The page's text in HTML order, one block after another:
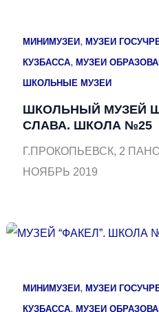
МИНИМУЗЕИ ,МУЗЕИ
КУЗБАССА ,МУЗЕИ
ШКОЛЬНЫЕ МУЗЕИ
ШКОЛЬНЫЙ МУЗЕЙ
СЛАВА. ШКОЛА №25
Г.ПРОКОПЬЕВСК, 2
НОЯБРЬ 2019
МИНИМУЗЕИ ,МУЗЕИ
КУЗБАССА,МУЗЕИ